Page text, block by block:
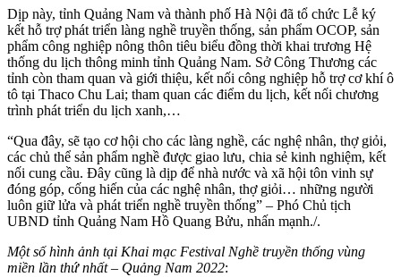
Dịp này, tỉnh Quảng Nam và thành phố Hà Nội đã tổ chức Lễ ký
kết hỗ trợ phát triển làng nghề truyền thống, sản phẩm OCOP, sản
phẩm công nghiệp nông thôn tiêu biểu đồng thời khai trương Hệ
thống du lịch thông minh tỉnh Quảng Nam. Sở Công Thương các
tỉnh còn tham quan và giới thiệu, kết nối công nghiệp hỗ trợ cơ khí ô
tô tại Thaco Chu Lai; tham quan các điểm du lịch, kết nối chương
trình phát triển du lịch xanh,…
“Qua đây, sẽ tạo cơ hội cho các làng nghề, các nghệ nhân, thợ giỏi,
các chủ thể sản phẩm nghề được giao lưu, chia sẻ kinh nghiệm, kết
nối cung cầu. Đây cũng là dịp để nhà nước và xã hội tôn vinh sự
đóng góp, cống hiến của các nghệ nhân, thợ giỏi… những người
luôn giữ lửa và phát triển nghề truyền thống” – Phó Chủ tịch
UBND tỉnh Quảng Nam Hồ Quang Bửu, nhấn mạnh./.
Một số hình ảnh tại Khai mạc Festival Nghề truyền thống vùng
miền lần thứ nhất – Quảng Nam 2022: